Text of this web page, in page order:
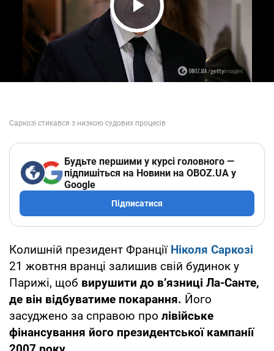
Play Video
Будьте першими у курсі головного —
підпишіться на Новини на OBOZ.UA у
Google
Підписатися
Колишній президент Франції Ніколя Саркозі
21 жовтня вранці залишив свій будинок у
Парижі, щоб вирушити до в’язниці Ла-Санте,
де він відбуватиме покарання. Його
засуджено за справою про лівійське
фінансування його президентської кампанії